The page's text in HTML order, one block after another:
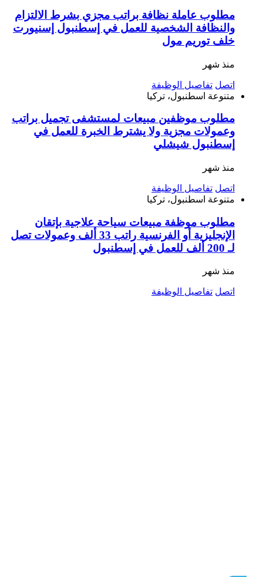
مطلوب عاملة نظافة براتب مجزي بشرط الالتزام
والنظافة الشخصية للعمل في إسطنبول إسنيورت
خلف توريم مول
منذ شهر
اتصل تفاصيل الوظيفة
متنوعة اسطنبول، تركيا
مطلوب موظفين مبيعات لمستشفى تجميل براتب
وعمولات مجزية ولا يشترط الخبرة للعمل في
إسطنبول شيشلي
منذ شهر
اتصل تفاصيل الوظيفة
متنوعة اسطنبول، تركيا
مطلوب موظفة مبيعات سياحة علاجية بإتقان
الإنجليزية أو الفرنسية راتب 33 ألف وعمولات تصل
لـ 200 ألف للعمل في إسطنبول
منذ شهر
اتصل تفاصيل الوظيفة